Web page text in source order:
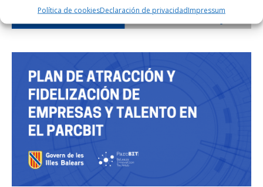
Política de cookiesDeclaración de privacidadImpressum